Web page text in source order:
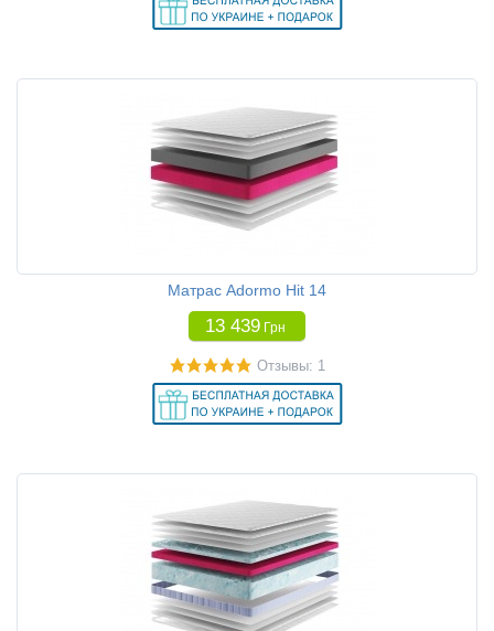
Матрас Adormo Hit 14
13 439 Грн
Отзывы: 1